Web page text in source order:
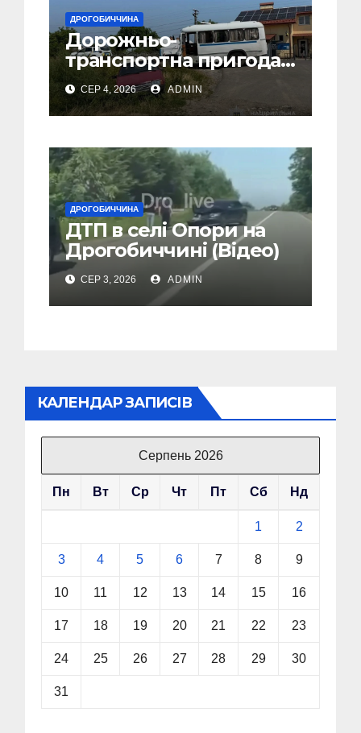
ДРОГОБИЧЧИНА
Дорожньо-
транспортна пригода
у селі Попелі на
Дрогобиччині
СЕР 4, 2026 ADMIN
ДРОГОБИЧЧИНА
ДТП в селі Опори на
Дрогобиччині (Відео)
СЕР 3, 2026 ADMIN
КАЛЕНДАР ЗАПИСІВ
Серпень 2026
Пн Вт Ср Чт Пт Сб Нд
1 2
3 4 5 6 7 8 9
10 11 12 13 14 15 16
17 18 19 20 21 22 23
24 25 26 27 28 29 30
31